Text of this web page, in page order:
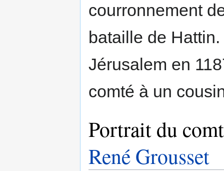
courronnement
bataille de
Jérusalem en
comté à un
Portrait du
René Grousset